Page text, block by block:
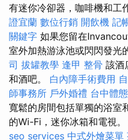
有迷你冷卻器，咖啡機和工
證宜蘭 數位行銷 開飲機 記
關鍵字 如果您留在
室外加熱游泳池或閃閃發光
司 拔罐教學 逢甲 整骨 該酒
和酒吧。 白內障手術費用
師事務所 戶外婚禮 台中體
寬鬆的房間包括單獨的浴室
的Wi-Fi，迷你冰箱和電視。
seo services 中式外燴菜單